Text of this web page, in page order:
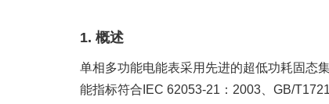
1. 概述
单相多功能电能表采用先进的超低功耗固态
能指标符合IEC 62053-21：2003、GB/